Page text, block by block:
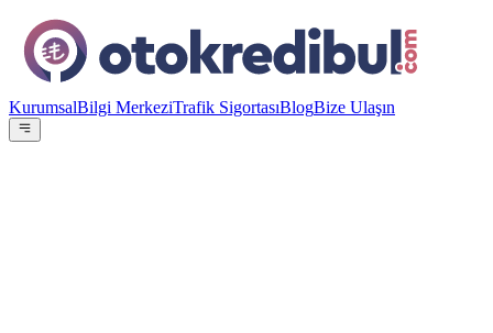
KurumsalBilgi MerkeziTrafik SigortasıBlogBize Ulaşın